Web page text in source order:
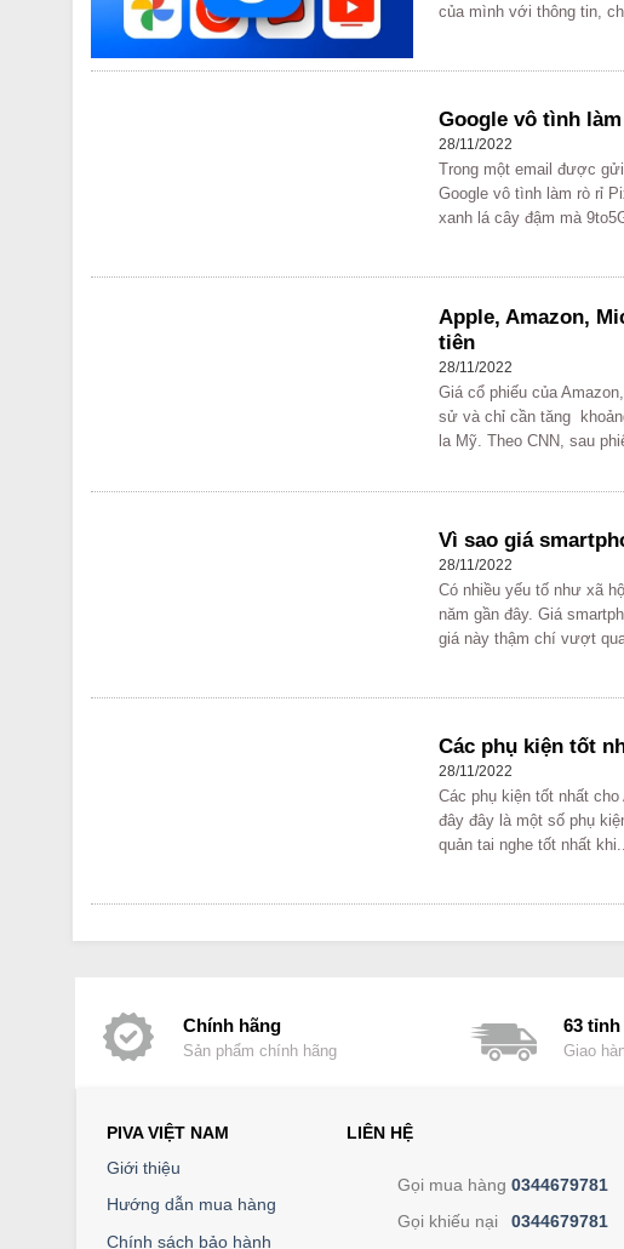
của mình với thông tin,
Google vô tình
28/11/2022
Trong một email được
Google vô tình làm rò rỉ
xanh lá cây đậm mà
Apple, Amazon,
tiên
28/11/2022
Giá cổ phiếu của
sử và chỉ cần tăng
la Mỹ. Theo CNN, sau
Vì sao giá
28/11/2022
Có nhiều yếu tố như xã
năm gần đây. Giá
giá này thậm chí vượt
Các phụ kiện tốt
28/11/2022
Các phụ kiện tốt nhất
đây đây là một số phụ
quản tai nghe tốt nhất khi...
Chính hãng
Sản phẩm chính hãng
63
Giao
PIVA VIỆT NAM
Giới thiệu
Hướng dẫn mua hàng
Chính sách bảo hành
LIÊN HỆ
Gọi mua hàng 0344679781
Gọi khiếu nại 0344679781